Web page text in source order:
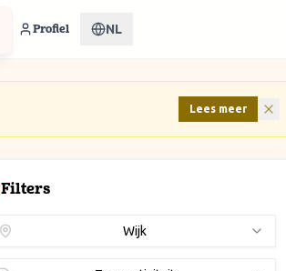
Profiel NL
Lees meer
Filters
Wijk